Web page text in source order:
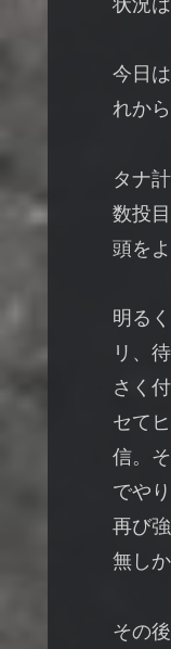
状況
今日
れか
タナ
数投
頭をよ
明る
リ、
さく
セて
信。
でや
再び
無し
その